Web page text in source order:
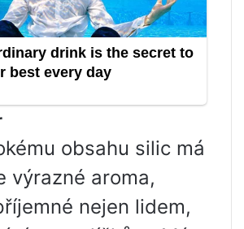
obsahu silic má
výrazné aroma,
nejen lidem,